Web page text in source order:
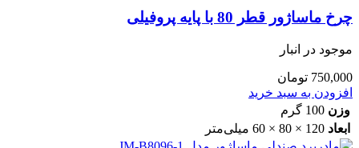
چرخ ماساژور قطر 80 با پایه پروفیلی
موجود در انبار
750,000 تومان
افزودن به سبد خرید
وزن 100 گرم
ابعاد 120 × 80 × 60 میلی‌متر